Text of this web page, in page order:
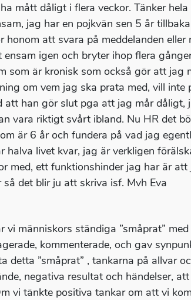
mått dåligt i flera veckor. Tänker
jag har en pojkvän sen 5 år
att svara på meddelanden eller
igen och bryter ihop flera
som är kronisk som också gör att jag
om vem jag ska prata med, vill inte
att han gör slut pga att jag mår dåligt,
vara riktigt svårt ibland. Nu HR det
är 6 år och fundera på vad jag
halva livet kvar, jag är verkligen
med, ett funktionshinder jag har är
det blir ju att skriva isf. Mvh Eva
vi människors ständiga ”småprat”
kommenterade, och gav
detta ”småprat” , tankarna på allvar
negativa resultat och händelser,
vi tänkte positiva tankar om att vi